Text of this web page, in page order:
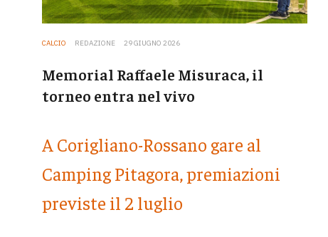
CALCIO REDAZIONE 29 GIUGNO 2026
Memorial Raffaele Misuraca, il
torneo entra nel vivo
A Corigliano-Rossano gare al
Camping Pitagora, premiazioni
previste il 2 luglio